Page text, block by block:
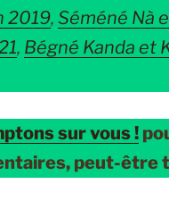
2019, Séméné Nà
, Bégné Kanda et
sur vous !
peut-être